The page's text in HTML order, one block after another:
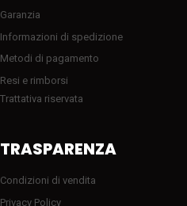
Garanzia
Informazioni di spedizione
Metodi di pagamento
Resi e rimborsi
Trattativa riservata
TRASPARENZA
Condizioni di vendita
Privacy Policy